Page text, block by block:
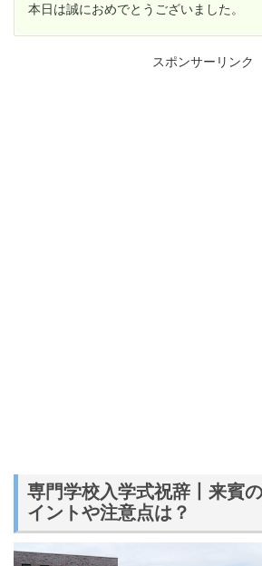
本日は誠におめでとうございました。
スポンサーリンク
専門学校入学式祝辞丨来賓
イントや注意点は？